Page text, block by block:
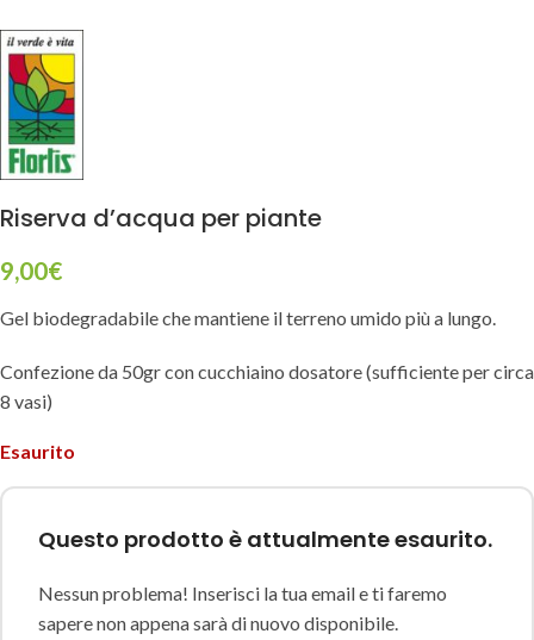
Riserva d’acqua per piante
9,00€
Gel biodegradabile che mantiene il terreno umido più a lungo.
Confezione da 50gr con cucchiaino dosatore (sufficiente per circa
8 vasi)
Esaurito
Questo prodotto è attualmente esaurito.
Nessun problema! Inserisci la tua email e ti faremo
sapere non appena sarà di nuovo disponibile.